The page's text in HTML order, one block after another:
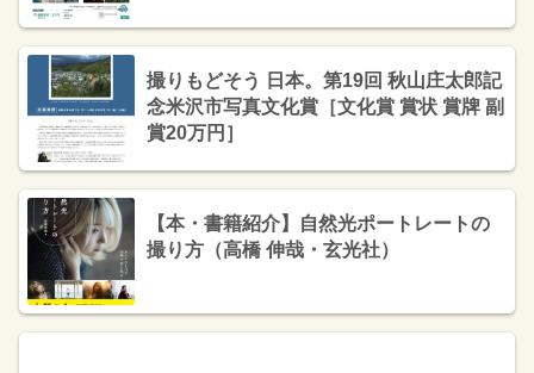
撮りもどそう 日本。第19回 秋山庄太郎記
念米沢市写真文化賞［文化賞 賞状 賞牌 副
賞20万円］
【本・書籍紹介】自然光ポートレートの
撮り方（高橋 伸哉・玄光社）